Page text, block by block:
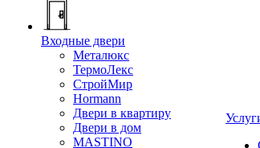
Входные двери
Металюкс
ТермоЛекс
СтройМир
Hormann
Двери в квартиру
Двери в дом
MASTINO